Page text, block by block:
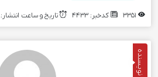
کدخبر: 4433 تاریخ و ساعت انتشار: ۲۹ اسفند ۱۳۹۸ | 21:18
نویسنده